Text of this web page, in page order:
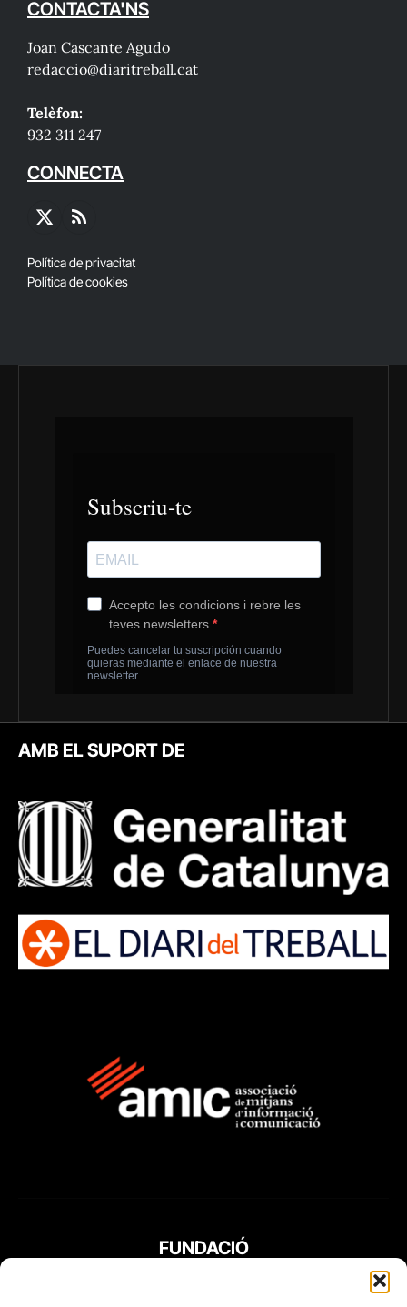
CONTACTA'NS
Joan Cascante Agudo
redaccio@diaritreball.cat
Telèfon:
932 311 247
CONNECTA
X
RSS
Política de privacitat
Política de cookies
AMB EL SUPORT DE
FUNDACIÓ